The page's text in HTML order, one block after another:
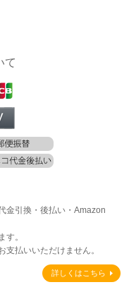
て
金引換・後払い・Amazon
。
払いいただけません。
詳しくはこちら